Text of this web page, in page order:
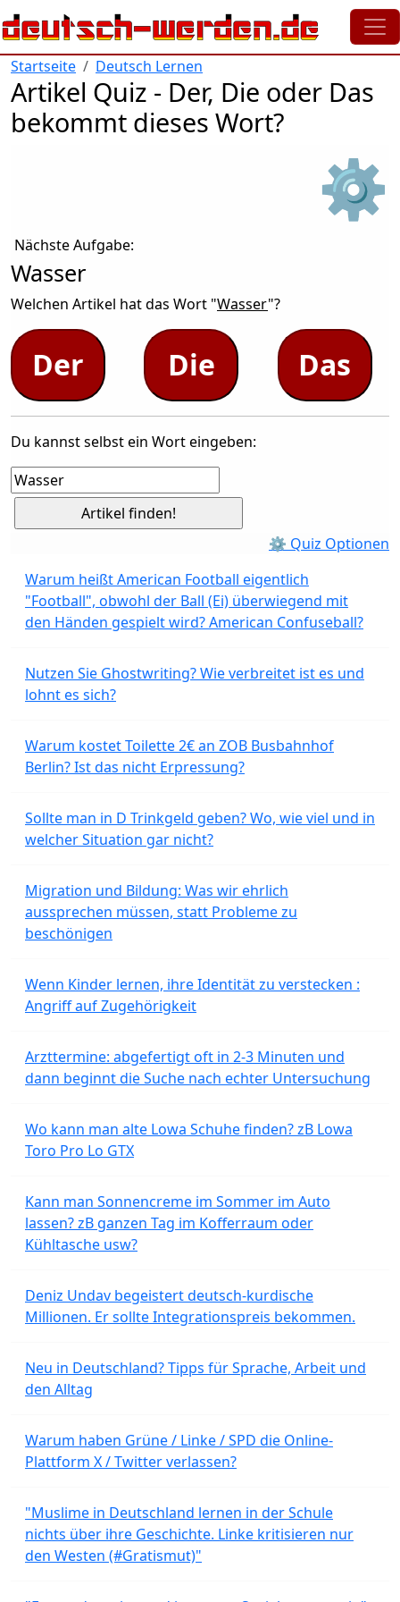
Direkt zum Inhalt
Startseite Deutsch Lernen
Artikel Quiz - Der, Die oder Das
bekommt dieses Wort?
⚙
Nächste Aufgabe:
Wasser
Welchen Artikel hat das Wort "Wasser"?
Der Die Das
Du kannst selbst ein Wort eingeben:
⚙ Quiz Optionen
Warum heißt American Football eigentlich
"Football", obwohl der Ball (Ei) überwiegend mit
den Händen gespielt wird? American Confuseball?
Nutzen Sie Ghostwriting? Wie verbreitet ist es und
lohnt es sich?
Warum kostet Toilette 2€ an ZOB Busbahnhof
Berlin? Ist das nicht Erpressung?
Sollte man in D Trinkgeld geben? Wo, wie viel und in
welcher Situation gar nicht?
Migration und Bildung: Was wir ehrlich
aussprechen müssen, statt Probleme zu
beschönigen
Wenn Kinder lernen, ihre Identität zu verstecken :
Angriff auf Zugehörigkeit
Arzttermine: abgefertigt oft in 2-3 Minuten und
dann beginnt die Suche nach echter Untersuchung
Wo kann man alte Lowa Schuhe finden? zB Lowa
Toro Pro Lo GTX
Kann man Sonnencreme im Sommer im Auto
lassen? zB ganzen Tag im Kofferraum oder
Kühltasche usw?
Deniz Undav begeistert deutsch-kurdische
Millionen. Er sollte Integrationspreis bekommen.
Neu in Deutschland? Tipps für Sprache, Arbeit und
den Alltag
Warum haben Grüne / Linke / SPD die Online-
Plattform X / Twitter verlassen?
"Muslime in Deutschland lernen in der Schule
nichts über ihre Geschichte. Linke kritisieren nur
den Westen (#Gratismut)"